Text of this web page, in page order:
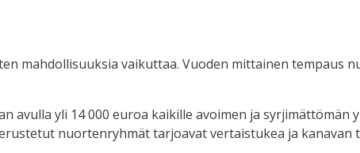
mahdollisuuksia vaikuttaa. Vuoden mittainen tempaus
avulla yli 14 000 euroa kaikille avoimen ja syrjimättömän
nuortenryhmät tarjoavat vertaistukea ja kanavan